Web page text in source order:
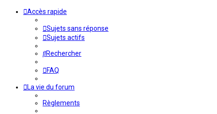
Accès rapide
Sujets sans réponse
Sujets actifs
Rechercher
FAQ
La vie du forum
Règlements